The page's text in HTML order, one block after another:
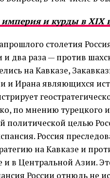
и курды в XIX
столетия
два раза — против
на Кавказе,
и Ирана являющихся
по мнению турецкого
политической целью
Россия
на Кавказе и
в Центральной Азии.
России отнюдь не